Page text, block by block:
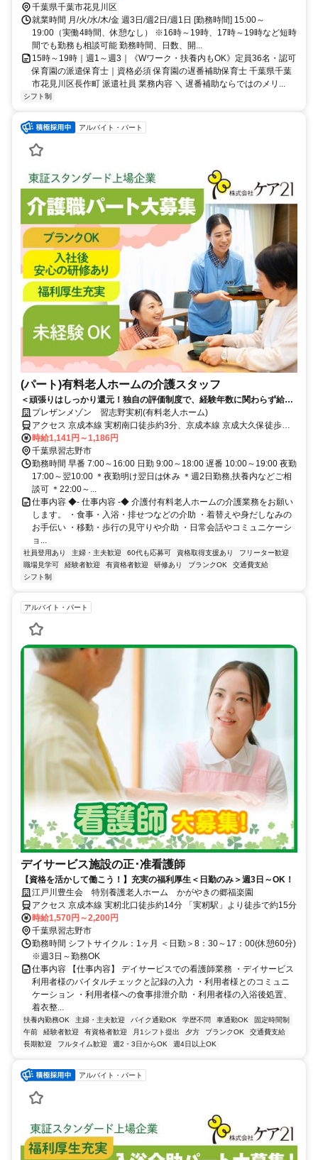
千葉県千葉市花見川区
就業時間 月/火/水/木/金 週3日/週2日/週1日 [勤務時間] 15:00～
19:00（実働4時間、休憩なし） ※16時～19時、17時～19時など短時
間でも勤務も相談可能 勤務時間、日数、開...
15時～19時｜週1～週3｜《Wワーク・扶養内もOK》定員36名・認可
保育園の派遣保育士｜資格必須 保育園の遅番補助保育士 千葉県千葉
市花見川区長作町 派遣社員 業務内容 ＼ 遅番補助ならではのメリ...
シフト制
アルバイト・パート
(パート)有料老人ホームの介護スタッフ
＜頑張りはしっかり還元！独自の評価制度で、経験年数に関わらず給与
UPが可能◎＞人に寄り添う仕事を、安定の介護業界で。和やかな雰囲気
の有料老人ホーム勤務。
プレザンメゾン 習志野実籾(有料老人ホーム)
アクセス 京成本線 実籾南口徒歩約3分、京成本線 京成大久保徒歩約
28分、京成本線 八千代台西口徒歩約38分 京成本線「実籾」駅から徒
歩約4分
時給1,141円～1,186円
千葉県習志野市
勤務時間 早番 7:00～16:00 日勤 9:00～18:00 遅番 10:00～19:00 夜勤
17:00～翌10:00 ＊夜勤明け翌日は休み ＊週2日勤務,扶養内などご相
談可 ＊22:00～...
仕事内容 ◆- 仕事内容 -◆ 介護付有料老人ホームの介護業務をお願い
します。 ・食事・入浴・排せつなどの介助 ・着替えや身だしなみの
お手伝い ・移動・歩行の見守りや介助 ・日常会話やコミュニケーシ
ョ...
社員登用あり 主婦・主夫歓迎 60代も応募可 資格取得支援あり
フリーター歓迎
職場見学可
経験者歓迎 有資格者歓迎 研修あり ブランクOK
交通費支給
シフト制
アルバイト・パート
デイサービス施設の正･准看護師
【資格を活かして働こう！】充実の福利厚生＜日勤のみ＞週3日～OK！
江戸川豊生会 特別養護老人ホーム かがやきの郷福楽園
アクセス 京成本線 実籾北口徒歩約14分 「実籾駅」より徒歩で約15分
時給1,570円～2,200円
千葉県習志野市
勤務時間 シフトサイクル：1ヶ月 ＜日勤＞8：30～17：00(休憩60分)
※週3日～勤務OK
仕事内容 【仕事内容】 デイサービスでの看護師業務 ・デイサービス
利用者様のバイタルチェックと記録の入力 ・利用者様とのコミュニ
ケーション ・利用者様への食事排泄介助 ・利用者様の入浴後処置、
着衣整...
扶養内勤務OK 主婦・主夫歓迎 バイク通勤OK 学歴不問 車通勤OK
固定時間制
午前
経験者歓迎 有資格者歓迎 月1シフト提出 夕方 ブランクOK
交通費支給
長期歓迎
フルタイム歓迎 週2・3日からOK 週4日以上OK
アルバイト・パート